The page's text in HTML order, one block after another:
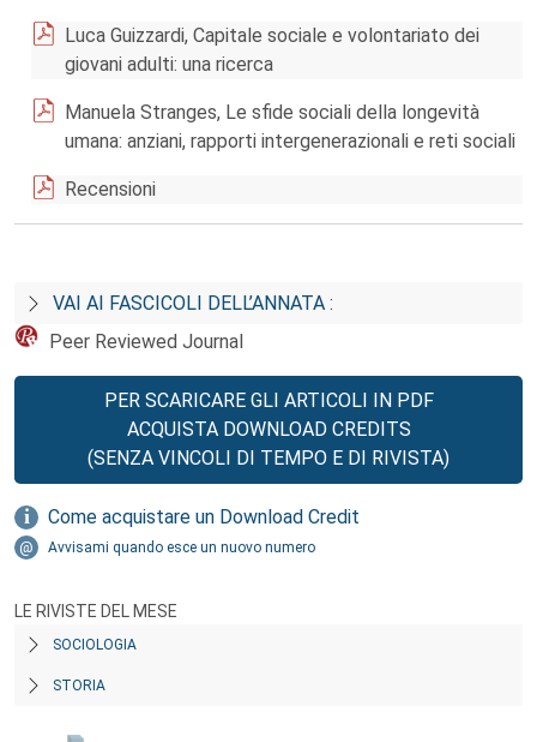
Luca Guizzardi, Capitale sociale e volontariato dei
giovani adulti: una ricerca
Manuela Stranges, Le sfide sociali della longevità
umana: anziani, rapporti intergenerazionali e reti sociali
Recensioni
VAI AI FASCICOLI DELL’ANNATA :
Peer Reviewed Journal
PER SCARICARE GLI ARTICOLI IN PDF
ACQUISTA DOWNLOAD CREDITS
(SENZA VINCOLI DI TEMPO E DI RIVISTA)
Come acquistare un Download Credit
Avvisami quando esce un nuovo numero
LE RIVISTE DEL MESE
SOCIOLOGIA
STORIA